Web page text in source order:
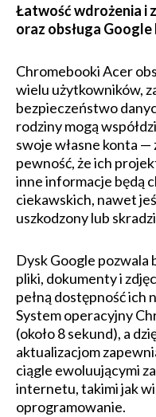
Łatwość wdrożenia i
oraz obsługa Google
Chromebooki Acer
wielu użytkowników,
bezpieczeństwo
rodziny mogą
swoje własne konta
pewność, że ich
inne informacje będą
ciekawskich, nawet
uszkodzony lub
Dysk Google
pliki, dokumenty i
pełną dostępność ich
System operacyjny
(około 8 sekund), a
aktualizacjom
ciągle ewoluującymi
internetu, takimi jak
oprogramowanie.